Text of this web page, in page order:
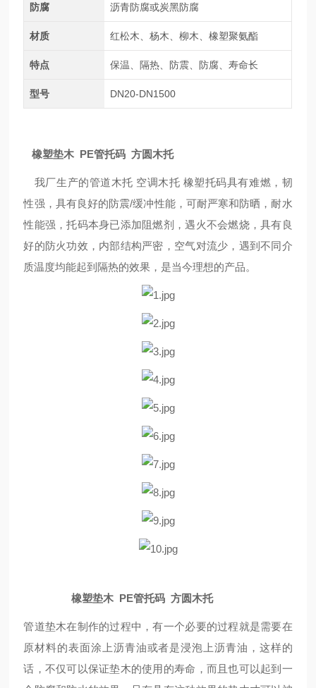
防腐 沥青防腐或炭黑防腐
材质 红松木、杨木、柳木、橡塑聚氨酯
特点 保温、隔热、防震、防腐、寿命长
型号 DN20-DN1500
橡塑垫木 PE管托码 方圆木托
我厂生产的管道木托 空调木托 橡塑托码具有难燃，韧
性强，具有良好的防震/缓冲性能，可耐严寒和防晒，耐水
性能强，托码本身已添加阻燃剂，遇火不会燃烧，具有良
好的防火功效，内部结构严密，空气对流少，遇到不同介
质温度均能起到隔热的效果，是当今理想的产品。
橡塑垫木 PE管托码 方圆木托
管道垫木在制作的过程中，有一个必要的过程就是需要在
原材料的表面涂上沥青油或者是浸泡上沥青油，这样的
话，不仅可以保证垫木的使用的寿命，而且也可以起到一